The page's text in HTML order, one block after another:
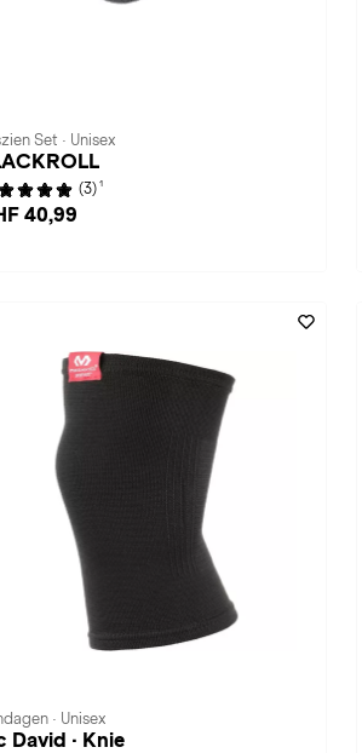
Set · Unisex
(3) 1
40,99
· Unisex
David · Knie